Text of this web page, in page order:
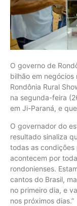
O governo de
bilhão em negócios
Rondônia Rural
na segunda-feira
em Ji-Paraná, e
O governador do
resultado sinaliza
todas as condições
acontecem por
rondonienses.
cantos do Brasil,
no primeiro dia, e
nos próximos dias.”